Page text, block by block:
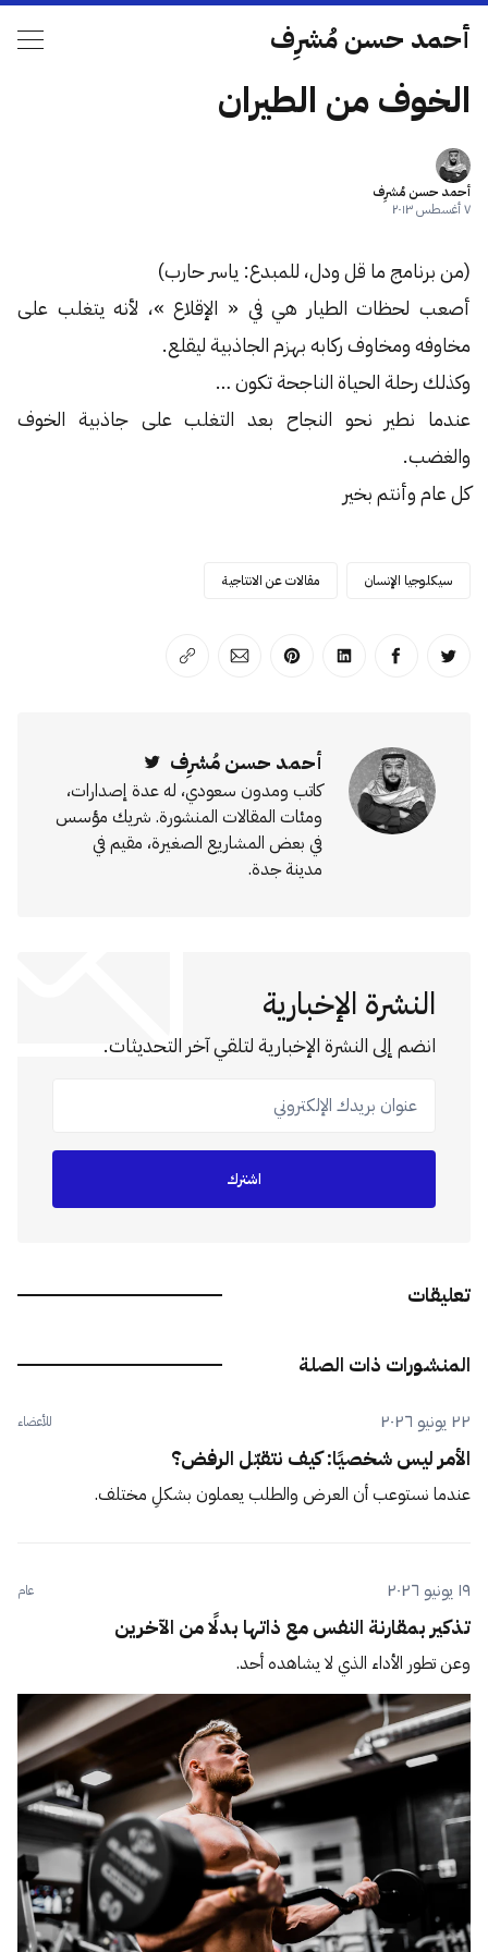
أحمد حسن مُشرِف
الخوف من الطيران
أحمد حسن مُشرِف
٧ أغسطس ٢٠١٣
(من برنامج ما قل ودل، للمبدع: ياسر حارب)
أصعب لحظات الطيار هي في « الإقلاع »، لأنه يتغلب على
مخاوفه ومخاوف ركابه بهزم الجاذبية ليقلع.
وكذلك رحلة الحياة الناجحة تكون …
عندما نطير نحو النجاح بعد التغلب على جاذبية الخوف
والغضب.
كل عام وأنتم بخير
سيكلوجيا الإنسان مقالات عن الانتاجية
انشر على تويترانشر على الفيسبوك
انشر على لينكد إن
انشر على بينترست
انشر على الإيميل
انسخ الرابط
أحمد حسن مُشرِف
كاتب ومدون سعودي، له عدة إصدارات،
ومئات المقالات المنشورة. شريك مؤسس
في بعض المشاريع الصغيرة، مقيم في
مدينة جدة.
النشرة الإخبارية
انضم إلى النشرة الإخبارية لتلقي آخر التحديثات.
عنوان بريدك الإلكتروني
اشترك
تعليقات
المنشورات ذات الصلة
٢٢ يونيو ٢٠٢٦ للأعضاء
الأمر ليس شخصيًا: كيف نتقبّل الرفض؟
عندما نستوعب أن العرض والطلب يعملون بشكلٍ مختلف.
١٩ يونيو ٢٠٢٦ عام
تذكير بمقارنة النفس مع ذاتها بدلًا من الآخرين
وعن تطور الأداء الذي لا يشاهده أحد.